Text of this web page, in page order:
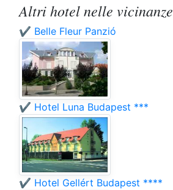
Altri hotel nelle vicinanze
✔️ Belle Fleur Panzió
✔️ Hotel Luna Budapest ***
✔️ Hotel Gellért Budapest ****